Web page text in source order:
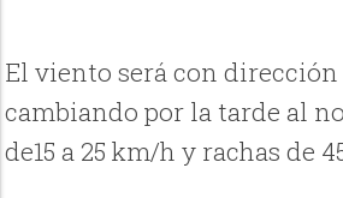
El viento será con dirección
cambiando por la tarde al
de15 a 25 km/h y rachas de